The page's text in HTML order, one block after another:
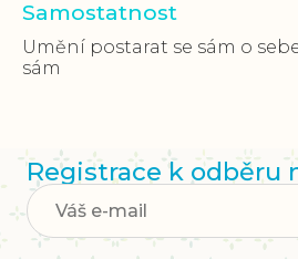
Samostatnost
Umění postarat se sám o
sám
Registrace k odběru